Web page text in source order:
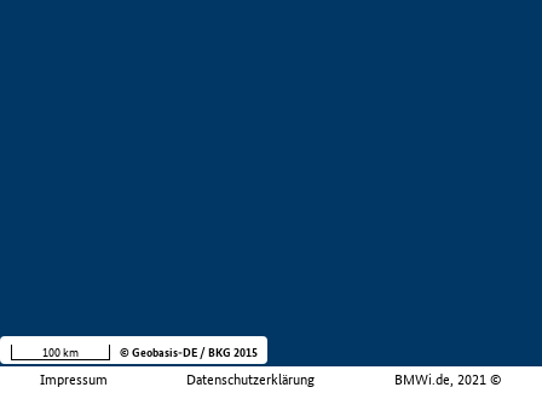
Impressum Datenschutzerklärung BMWi.de, 2021 ©
100 km © Geobasis-DE / BKG 2015